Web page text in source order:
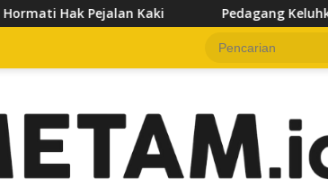
Pedagang Keluhkan Sepinya Pasar Pagi